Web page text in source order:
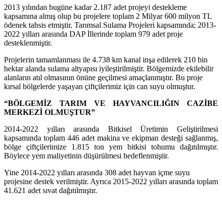
2013 yılından bugüne kadar 2.187 adet projeyi destekleme
kapsamına almış olup bu projelere toplam 2 Milyar 600 milyon TL
ödenek tahsis etmiştir. Tarımsal Sulama Projeleri kapsamında; 2013-
2022 yılları arasında DAP İllerinde toplam 979 adet proje
desteklenmiştir.
Projelerin tamamlanması ile 4.738 km kanal inşa edilerek 210 bin
hektar alanda sulama altyapısı iyileştirilmiştir. Bölgemizde ekilebilir
alanların atıl olmasının önüne geçilmesi amaçlanmıştır. Bu proje
kırsal bölgelerde yaşayan çiftçilerimiz için can suyu olmuştur.
“BÖLGEMİZ TARIM VE HAYVANCILIĞIN CAZİBE
MERKEZİ OLMUŞTUR”
2014-2022 yılları arasında Bitkisel Üretimin Geliştirilmesi
kapsamında toplam 446 adet makina ve ekipman desteği sağlanmış,
bölge çiftçilerimize 1.815 ton yem bitkisi tohumu dağıtılmıştır.
Böylece yem maliyetinin düşürülmesi hedeflenmiştir.
Yine 2014-2022 yılları arasında 308 adet hayvan içme suyu
projesine destek verilmiştir. Ayrıca 2015-2022 yılları arasında toplam
41.621 adet sıvat dağıtılmıştır.